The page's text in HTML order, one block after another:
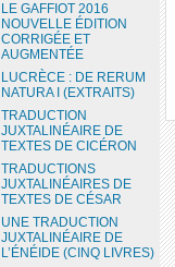
LE GAFFIOT 2016
NOUVELLE ÉDITION
CORRIGÉE ET
AUGMENTÉE
LUCRÈCE : DE RERUM
NATURA I (EXTRAITS)
TRADUCTION
JUXTALINÉAIRE DE
TEXTES DE CICÉRON
TRADUCTIONS
JUXTALINÉAIRES DE
TEXTES DE CÉSAR
UNE TRADUCTION
JUXTALINÉAIRE DE
L’ÉNÉIDE (CINQ LIVRES)